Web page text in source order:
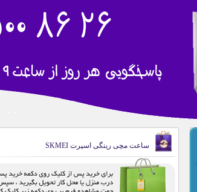
ساعت مچی رینگی اسپرت SKMEI